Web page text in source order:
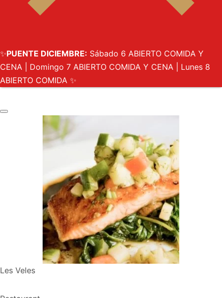
✨PUENTE DICIEMBRE: Sábado 6 ABIERTO COMIDA Y
CENA | Domingo 7 ABIERTO COMIDA Y CENA | Lunes 8
ABIERTO COMIDA ✨
Les Veles